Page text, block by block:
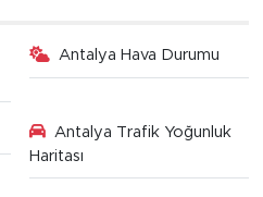
Antalya Hava Durumu
Antalya Trafik Yoğunluk
Haritası